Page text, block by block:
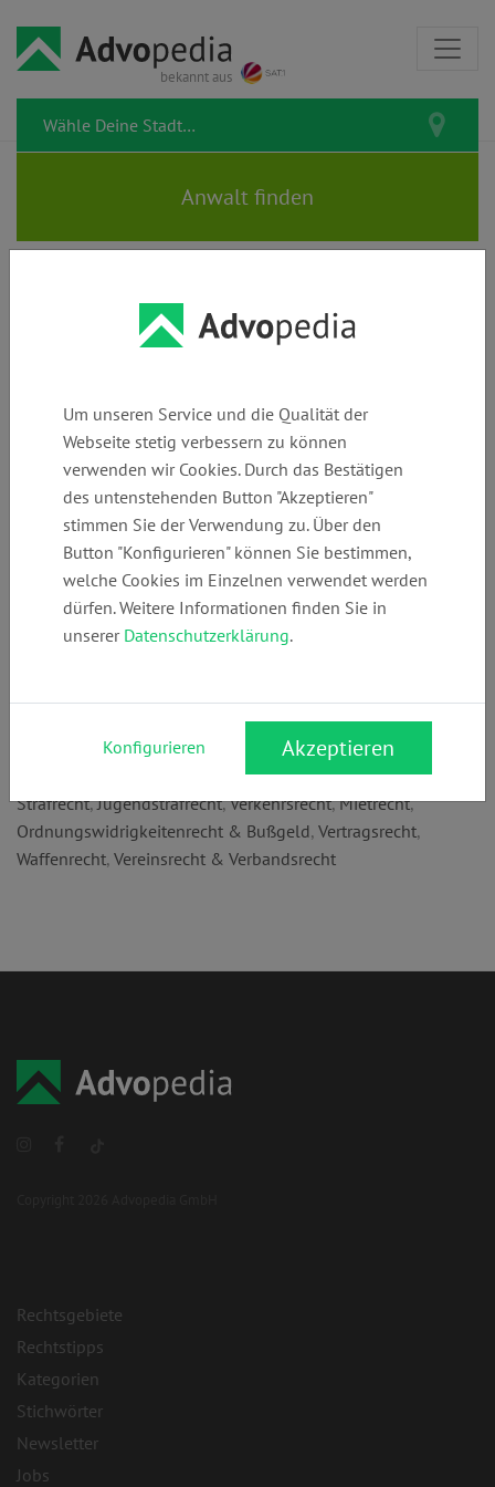
bekannt aus
Rechtsanwälte LANDAU &
Telefon:
+49 (0)
232713398
E-Mail:
landau-
beyer@versanet
.de
Webseite:
www.landau-
beyer.de
Strafrecht,Jugendstrafrecht,Verkehrsrecht,Mietrecht,
Ordnungswidrigkeitenrecht & Bußgeld, Vertragsrecht,
Waffenrecht, Vereinsrecht & Verbandsrecht
Rechtsgebiete
Rechtstipps
Kategorien
Stichwörter
Newsletter
Jobs
Um unseren Service und die Qualität der
Webseite stetig verbessern zu können
verwenden wir Cookies. Durch das Bestätigen
des untenstehenden Button "Akzeptieren"
stimmen Sie der Verwendung zu. Über den
Button "Konfigurieren" können Sie bestimmen,
welche Cookies im Einzelnen verwendet werden
dürfen. Weitere Informationen finden Sie in
unserer Datenschutzerklärung.
Konfigurieren Akzeptieren